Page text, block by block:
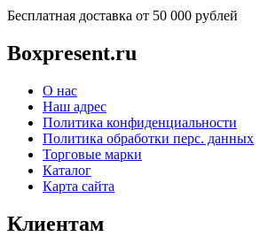
Бесплатная доставка от 50 000 рублей
Boxpresent.ru
О нас
Наш адрес
Политика конфиденциальности
Политика обработки перс. данных
Торговые марки
Каталог
Карта сайта
Клиентам